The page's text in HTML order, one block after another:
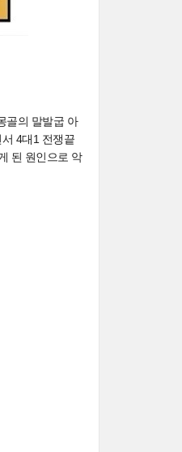
골의 말발굽 아
4대1 전쟁끝
된 원인으로 악